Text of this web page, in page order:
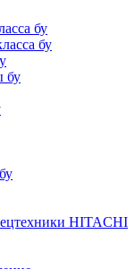
бу
бу
бу
HITACHI